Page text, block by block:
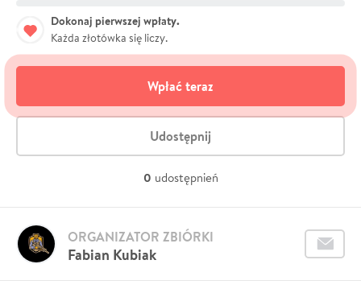
Dokonaj pierwszej wpłaty.
Każda złotówka się liczy.
Wpłać teraz
Udostępnij
0 udostępnień
Fabian Kubiak
ORGANIZATOR ZBIÓRKI